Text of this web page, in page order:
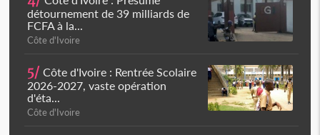
détournement de 39 milliards de
FCFA à la...
Côte d'Ivoire
5/ Côte d'Ivoire : Rentrée Scolaire
2026-2027, vaste opération
d'éta...
Côte d'Ivoire